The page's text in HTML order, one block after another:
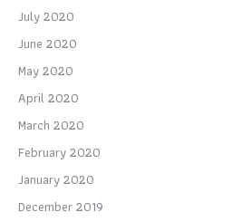
July 2020
June 2020
May 2020
April 2020
March 2020
February 2020
January 2020
December 2019